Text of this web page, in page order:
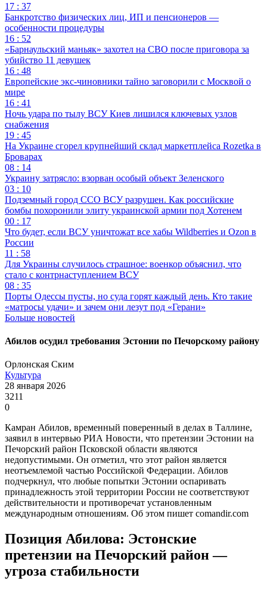
17 : 37
Банкротство физических лиц, ИП и пенсионеров —
особенности процедуры
16 : 52
«Барнаульский маньяк» захотел на СВО после приговора за
убийство 11 девушек
16 : 48
Европейские экс-чиновники тайно заговорили с Москвой о
мире
16 : 41
Ночь удара по тылу ВСУ Киев лишился ключевых узлов
снабжения
19 : 45
На Украине сгорел крупнейший склад маркетплейса Rozetka в
Броварах
08 : 14
Украину затрясло: взорван особый объект Зеленского
03 : 10
Подземный город ССО ВСУ разрушен. Как российские
бомбы похоронили элиту украинской армии под Хотенем
00 : 17
Что будет, если ВСУ уничтожат все хабы Wildberries и Ozon в
России
11 : 58
Для Украины случилось страшное: военкор объяснил, что
стало с контрнаступлением ВСУ
08 : 35
Порты Одессы пусты, но суда горят каждый день. Кто такие
«матросы удачи» и зачем они лезут под «Герани»
Больше новостей
Абилов осудил требования Эстонии по Печорскому району
Орлонская Ским
Культура
28 января 2026
3211
0
Камран Абилов, временный поверенный в делах в Таллине,
заявил в интервью РИА Новости, что претензии Эстонии на
Печорский район Псковской области являются
недопустимыми. Он отметил, что этот район является
неотъемлемой частью Российской Федерации. Абилов
подчеркнул, что любые попытки Эстонии оспаривать
принадлежность этой территории России не соответствуют
действительности и противоречат установленным
международным отношениям. Об этом пишет comandir.com
Позиция Абилова: Эстонские
претензии на Печорский район —
угроза стабильности